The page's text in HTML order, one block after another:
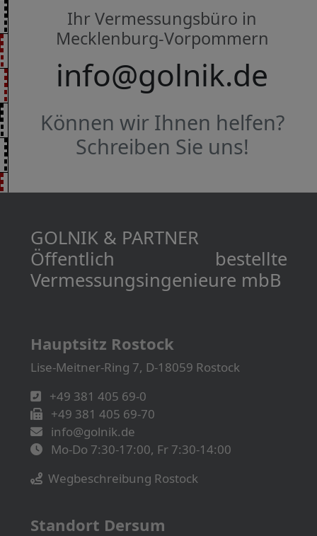
Ihr Vermessungsbüro in
Mecklenburg-Vorpommern
info@golnik.de
Können wir Ihnen helfen?
Schreiben Sie uns!
GOLNIK & PARTNER
Öffentlich bestellte
Vermessungs­­ingenieure mbB
Hauptsitz Rostock
Lise-Meitner-Ring 7, D-18059 Rostock
+49 381 405 69-0
+49 381 405 69-70
info@golnik.de
Mo-Do 7:30-17:00, Fr 7:30-14:00
Wegbeschreibung Rostock
Standort Dersum